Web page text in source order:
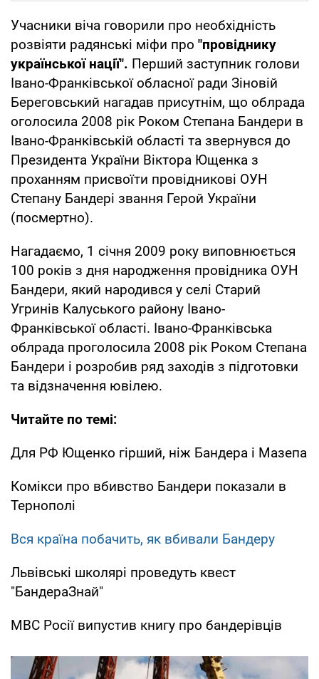
Учасники віча говорили про необхідність
розвіяти радянські міфи про "провіднику
української нації". Перший заступник голови
Івано-Франківської обласної ради Зіновій
Береговський нагадав присутнім, що облрада
оголосила 2008 рік Роком Степана Бандери в
Івано-Франківській області та звернувся до
Президента України Віктора Ющенка з
проханням присвоїти провідникові ОУН
Степану Бандері звання Герой України
(посмертно).
Нагадаємо, 1 січня 2009 року виповнюється
100 років з дня народження провідника ОУН
Бандери, який народився у селі Старий
Угринів Калуського району Івано-
Франківської області. Івано-Франківська
облрада проголосила 2008 рік Роком Степана
Бандери і розробив ряд заходів з підготовки
та відзначення ювілею.
Читайте по темі:
Для РФ Ющенко гірший, ніж Бандера і Мазепа
Комікси про вбивство Бандери показали в
Тернополі
Вся країна побачить, як вбивали Бандеру
Львівські школярі проведуть квест
"БандераЗнай"
МВС Росії випустив книгу про бандерівців